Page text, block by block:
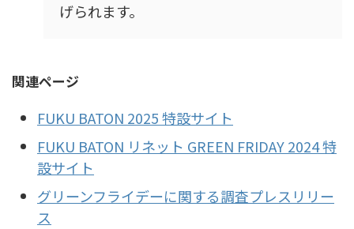
げられます。
関連ページ
FUKU BATON 2025 特設サイト
FUKU BATON リネット GREEN FRIDAY 2024 特
設サイト
グリーンフライデーに関する調査プレスリリー
ス